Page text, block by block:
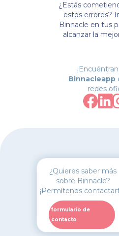
¿Estás
estos errores?
Binnacle en tus
alcanzar la
Binnacleapp
redes
¿Quieres saber más
sobre Binnacle?
¡Permítenos
formulario de
contacto